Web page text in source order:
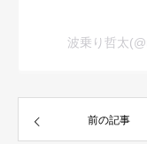
波乗り哲太
前の記事